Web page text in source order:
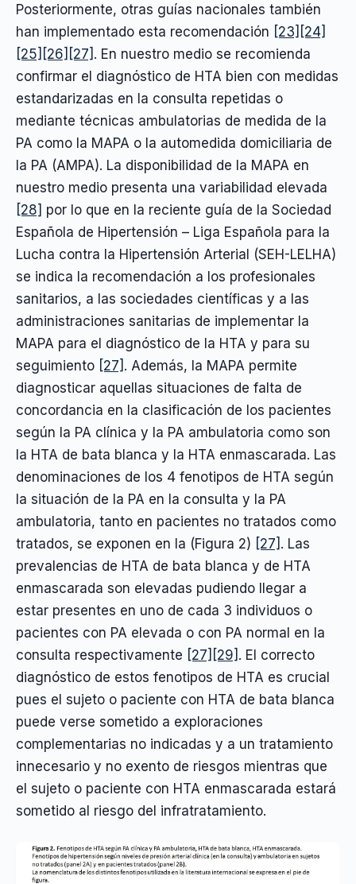
Posteriormente, otras guías nacionales también
han implementado esta recomendación [23] [24]
[25] [26] [27] . En nuestro medio se recomienda
confirmar el diagnóstico de HTA bien con medidas
estandarizadas en la consulta repetidas o
mediante técnicas ambulatorias de medida de la
PA como la MAPA o la automedida domiciliaria de
la PA (AMPA). La disponibilidad de la MAPA en
nuestro medio presenta una variabilidad elevada
[28] por lo que en la reciente guía de la Sociedad
Española de Hipertensión – Liga Española para la
Lucha contra la Hipertensión Arterial (SEH-LELHA)
se indica la recomendación a los profesionales
sanitarios, a las sociedades científicas y a las
administraciones sanitarias de implementar la
MAPA para el diagnóstico de la HTA y para su
seguimiento [27] . Además, la MAPA permite
diagnosticar aquellas situaciones de falta de
concordancia en la clasificación de los pacientes
según la PA clínica y la PA ambulatoria como son
la HTA de bata blanca y la HTA enmascarada. Las
denominaciones de los 4 fenotipos de HTA según
la situación de la PA en la consulta y la PA
ambulatoria, tanto en pacientes no tratados como
tratados, se exponen en la (Figura 2) [27] . Las
prevalencias de HTA de bata blanca y de HTA
enmascarada son elevadas pudiendo llegar a
estar presentes en uno de cada 3 individuos o
pacientes con PA elevada o con PA normal en la
consulta respectivamente [27] [29] . El correcto
diagnóstico de estos fenotipos de HTA es crucial
pues el sujeto o paciente con HTA de bata blanca
puede verse sometido a exploraciones
complementarias no indicadas y a un tratamiento
innecesario y no exento de riesgos mientras que
el sujeto o paciente con HTA enmascarada estará
sometido al riesgo del infratratamiento.